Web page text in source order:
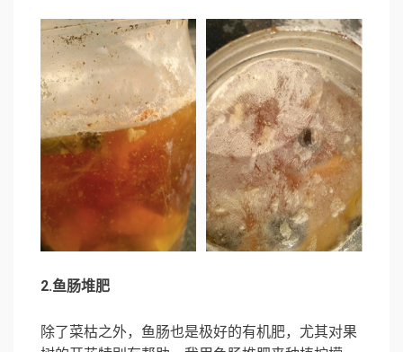
2.鱼肠堆肥
除了菜枯之外，鱼肠也是极好的有机肥，尤其对果